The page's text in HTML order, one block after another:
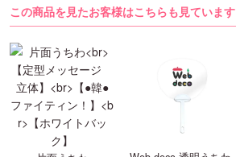
この商品を見たお客様はこちらも見ています